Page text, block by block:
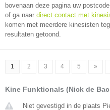
bovenaan deze pagina uw
of ga naar direct contact met
komen met meerdere kinesisten
resultaten getoond.
1 2 3 4 5 »
Kine Funktionals (Nick de
Niet gevestigd in de plaats